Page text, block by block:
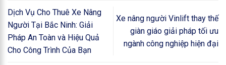
Dịch Vụ Cho Thuê Xe Nâng
Người Tại Bắc Ninh: Giải
Pháp An Toàn và Hiệu Quả
Cho Công Trình Của Bạn
Xe nâng người Vinlift thay thế
giàn giáo giải pháp tối ưu
ngành công nghiệp hiện đại